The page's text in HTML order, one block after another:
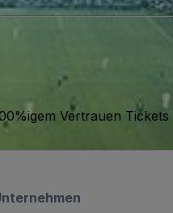
Vertrauen